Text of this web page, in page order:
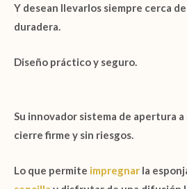
Y desean llevarlos siempre cerca
duradera
Diseño práctico y seguro.
Su innovador sistema de apertura a
cierre firme y sin riesgos.
Lo que permite impregnar la